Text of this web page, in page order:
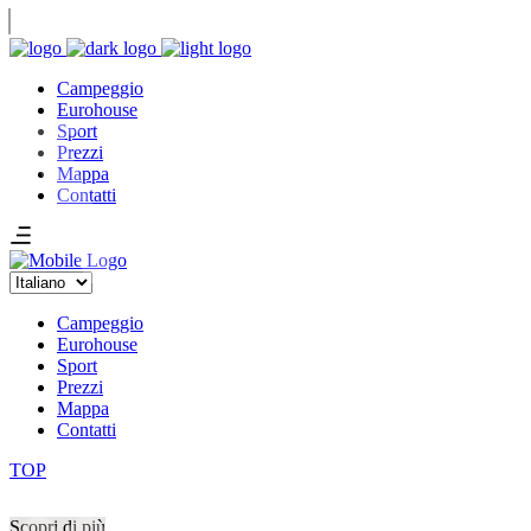
Campeggio
Eurohouse
Sport
Prezzi
Mappa
Contatti
Scegli
lingua
Campeggio
Eurohouse
Sport
Prezzi
Mappa
Contatti
TOP
Scopri di più
....